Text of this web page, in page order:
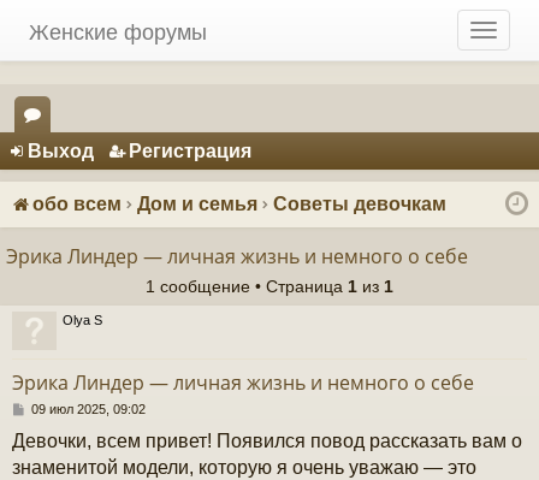
T
o
l
n
v
Женские форумы
Регистрация
ор
ум
Выход Регистрация
обо всем Дом и семья Советы девочкам
Эрика Линдер — личная жизнь и немного о себе
1 сообщение • Страница 1 из 1
Olya S
Эрика Линдер — личная жизнь и немного о себе
С
о
б
09 июл 2025, 09:02
Девочки, всем привет! Появился повод рассказать вам о
знаменитой модели, которую я очень уважаю — это